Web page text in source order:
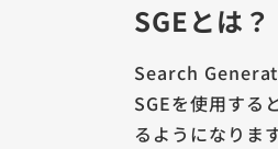
SGEとは？
Search
SGEを使用する
るようになります